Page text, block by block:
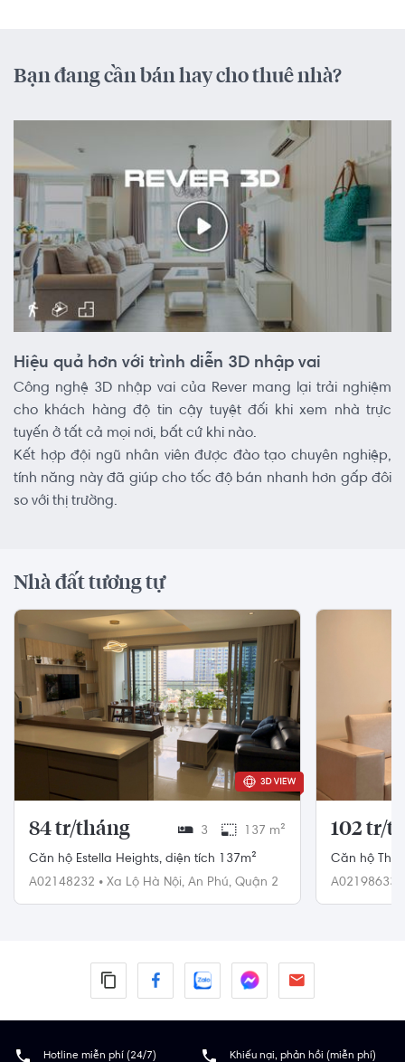
Bạn đang cần bán hay cho thuê nhà?
Hiệu quả hơn với trình diễn 3D nhập vai
Công nghệ 3D nhập vai của Rever mang lại trải nghiệm
cho khách hàng độ tin cậy tuyệt đối khi xem nhà trực
tuyến ở tất cả mọi nơi, bất cứ khi nào.
Kết hợp đội ngũ nhân viên được đào tạo chuyên nghiệp,
tính năng này đã giúp cho tốc độ bán nhanh hơn gấp đôi
so với thị trường.
Nhà đất tương tự
84 tr/tháng 3 137 m²
Căn hộ Estella Heights, diện tích 137m²
A02148232 • Xa Lộ Hà Nội, An Phú, Quận 2
102 tr/
Căn hộ The
137m²
A02198633
Hotline miễn phí (24/7) Khiếu nại, phản hồi (miễn phí)